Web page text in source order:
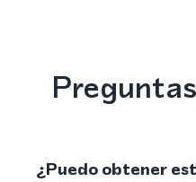
¿Puedo obtener